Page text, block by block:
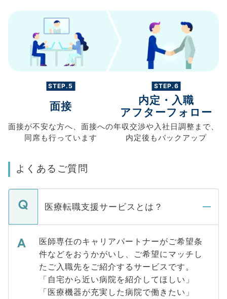
STEP.5
面接
面接が不安な方へ、 面接への
同席も行っています
STEP.6
内定・入職
アフターフォロー
年収交渉や入社日調整まで、
内定後もバックアップ
よくあるご質問
医療転職支援サービスとは？
医師専任のキャリアパートナーがご希望条
件などをおうかがいし、ご希望にマッチし
たご入職先をご紹介するサービスです。
「自宅から近い病院を紹介してほしい」
「医療機器が充実した病院で働きたい」